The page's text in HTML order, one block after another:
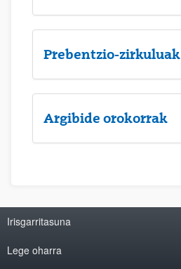
Prebentzio-zirkuluak
Argibide orokorrak
Irisgarritasuna
Lege oharra